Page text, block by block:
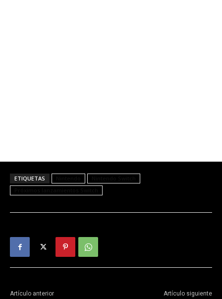
ETIQUETAS
Artículo anterior Artículo siguiente